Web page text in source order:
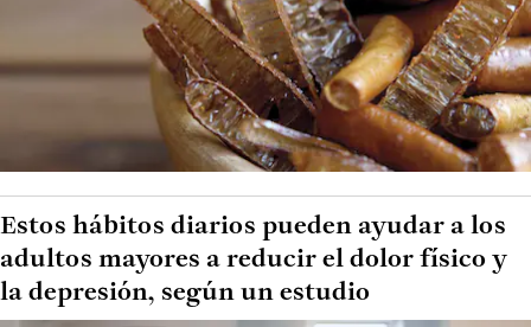
Estos hábitos diarios pueden ayudar a los
adultos mayores a reducir el dolor físico y
la depresión, según un estudio